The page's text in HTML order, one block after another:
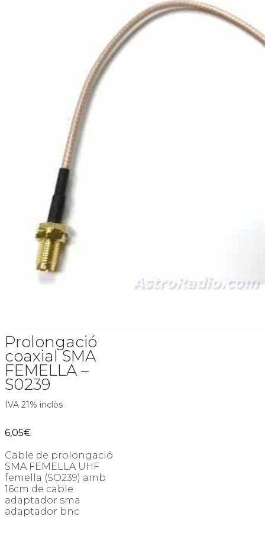
Prolongació
coaxial SMA
FEMELLA –
S0239
IVA 21% inclòs
6,05€
Cable de prolongació
SMA FEMELLA UHF
femella (SO239) amb
16cm de cable
adaptador sma
adaptador bnc